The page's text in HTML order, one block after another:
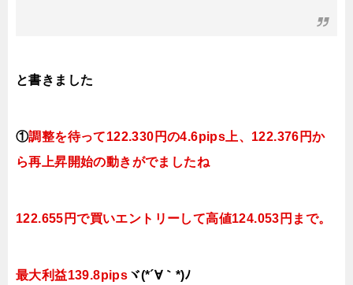
と書きました
①調整を待って122.330円の4.6pips上、122.376円か
ら再上昇開始の動きがでましたね
122.655円で買いエントリーして高値124.053円まで。
最大利益139.8pips ヾ(*´∀｀*)ﾉ